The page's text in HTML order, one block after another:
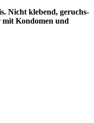
Nicht klebend, geruchs-
mit Kondomen und